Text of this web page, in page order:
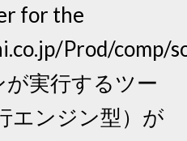
for the
Prod/comp/
実行するツー
エンジン型）が